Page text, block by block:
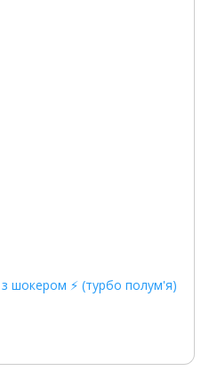
шокером ⚡️ (турбо полум'я)